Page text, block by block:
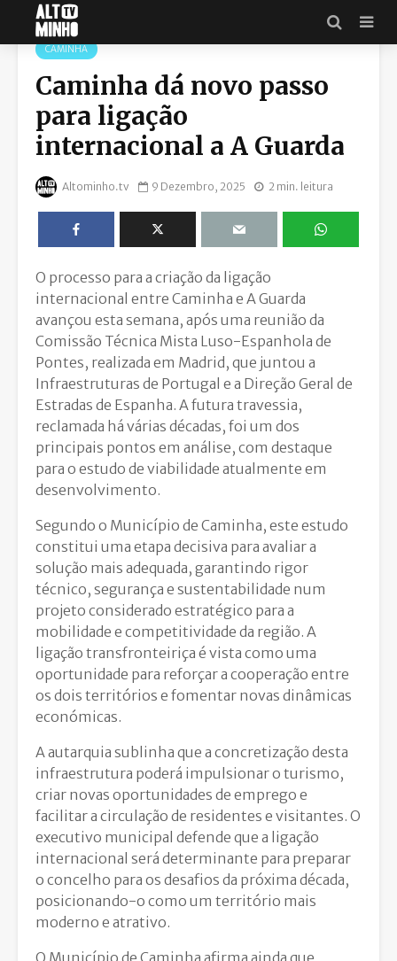
CAMINHA
Caminha dá novo passo
para ligação
internacional a A Guarda
Altominho.tv 9 Dezembro, 2025 2 min. leitura
O processo para a criação da ligação
internacional entre Caminha e A Guarda
avançou esta semana, após uma reunião da
Comissão Técnica Mista Luso-Espanhola de
Pontes, realizada em Madrid, que juntou a
Infraestruturas de Portugal e a Direção Geral de
Estradas de Espanha. A futura travessia,
reclamada há várias décadas, foi um dos
principais pontos em análise, com destaque
para o estudo de viabilidade atualmente em
desenvolvimento.
Segundo o Município de Caminha, este estudo
constitui uma etapa decisiva para avaliar a
solução mais adequada, garantindo rigor
técnico, segurança e sustentabilidade num
projeto considerado estratégico para a
mobilidade e competitividade da região. A
ligação transfronteiriça é vista como uma
oportunidade para reforçar a cooperação entre
os dois territórios e fomentar novas dinâmicas
económicas.
A autarquia sublinha que a concretização desta
infraestrutura poderá impulsionar o turismo,
criar novas oportunidades de emprego e
facilitar a circulação de residentes e visitantes. O
executivo municipal defende que a ligação
internacional será determinante para preparar
o concelho para os desafios da próxima década,
posicionando-o como um território mais
moderno e atrativo.
O Município de Caminha afirma ainda que